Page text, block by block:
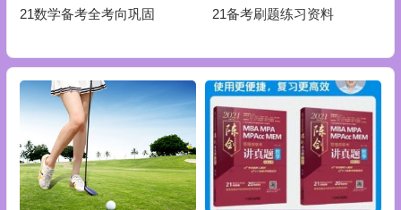
21数学备考全考向巩固 21备考刷题练习资料